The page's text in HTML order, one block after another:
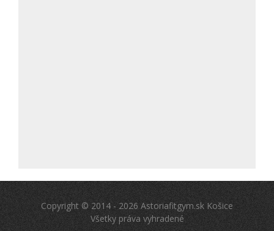
Copyright © 2014 - 2026 Astoriafitgym.sk Košice
Všetky práva vyhradené